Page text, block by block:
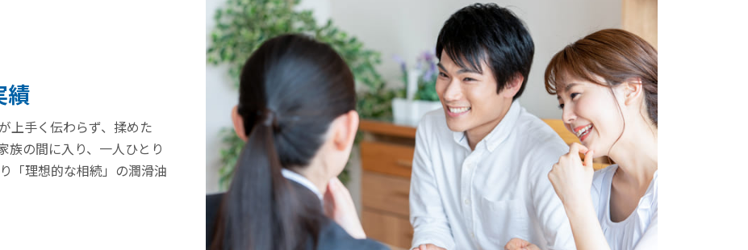
績
上手く伝わらず、揉めた
族の間に入り、一人ひとり
「理想的な相続」の潤滑油